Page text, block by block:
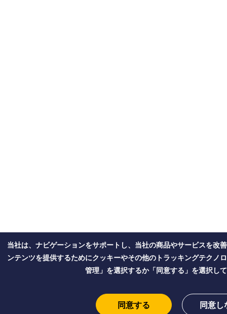
当社は、ナビゲーションをサポートし、当社の商品やサービスを改
ンテンツを提供するためにクッキーやその他のトラッキングテクノ
管理」を選択するか「同意する」を選択し
同意する 同意し